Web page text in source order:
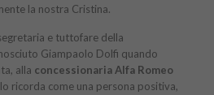
la nostra Cristina.
e tuttofare della
Giampaolo Dolfi quando
alla concessionaria Alfa Romeo
lo ricorda come una persona positiva,